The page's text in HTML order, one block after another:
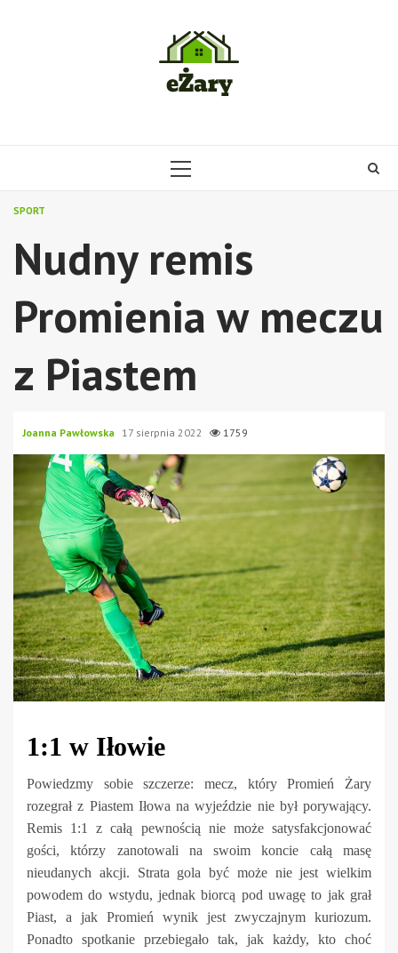
PRIMARY
SPORT
Nudny remis
Promienia w meczu
z Piastem
Joanna Pawłowska 17 sierpnia 2022 1759
1:1 w Iłowie
Powiedzmy sobie szczerze: mecz, który Promień Żary
rozegrał z Piastem Iłowa na wyjeździe nie był porywający.
Remis 1:1 z całą pewnością nie może satysfakcjonować
gości, którzy zanotowali na swoim koncie całą masę
nieudanych akcji. Strata gola być może nie jest wielkim
powodem do wstydu, jednak biorcą pod uwagę to jak grał
Piast, a jak Promień wynik jest zwyczajnym kuriozum.
Ponadto spotkanie przebiegało tak, jak każdy, kto choć